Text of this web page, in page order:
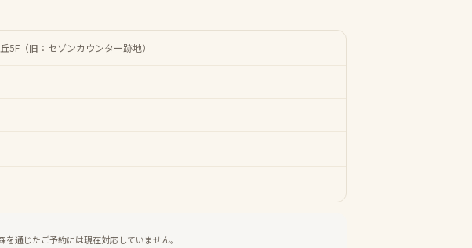
（旧：セゾンカウンター跡地）
通じたご予約には現在対応していません。